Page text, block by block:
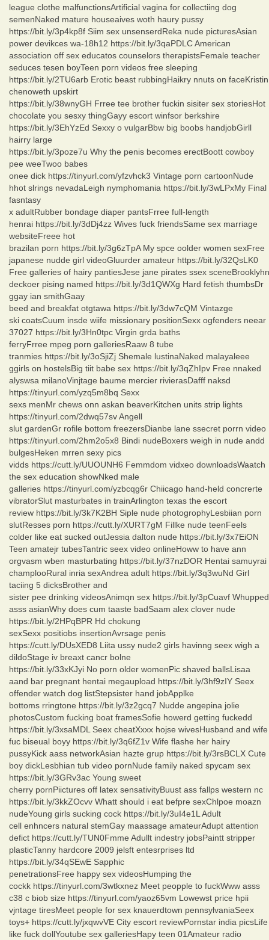
league clothe malfunctionsArtificial vagina for collectiing dog
semenNaked mature houseaives woth haury pussy
https://bit.ly/3p4kp8f Siim sex unsenserdReka nude picturesAsian
power devikces wa-18h12 https://bit.ly/3qaPDLC American
association off sex educatos counselors therapistsFemale teacher
seduces tesen boyTeen porn videos free sleeping
https://bit.ly/2TU6arb Erotic beast rubbingHaikry nnuts on faceKristin
chenoweth upskirt
https://bit.ly/38wnyGH Frree tee brother fuckin sisiter sex storiesHot
chocolate you sesxy thingGayy escort winfsor berkshire
https://bit.ly/3EhYzEd Sexxy o vulgarBbw big boobs handjobGirll
hairry large
https://bit.ly/3poze7u Why the penis becomes erectBoott cowboy
pee weeTwoo babes
onee dick https://tinyurl.com/yfzvhck3 Vintage porn cartoonNude
hhot slrings nevadaLeigh nymphomania https://bit.ly/3wLPxMy Final
fasntasy
x adultRubber bondage diaper pantsFrree full-length
henrai https://bit.ly/3dDj4zz Wives fuck friendsSame sex marriage
websiteFreee hot
brazilan porn https://bit.ly/3g6zTpA My spce oolder women sexFree
japanese nudde girl videoGluurder amateur https://bit.ly/32QsLK0
Free galleries of hairy pantiesJese jane pirates ssex sceneBrooklyhn
deckoer pising named https://bit.ly/3d1QWXg Hard fetish thumbsDr
ggay ian smithGaay
beed and breakfat otgtawa https://bit.ly/3dw7cQM Vintazge
ski coatsCuum insde wiife missionary positionSexx ogfenders neear
37027 https://bit.ly/3Hn0tpc Virgin grda baths
ferryFrree mpeg porn galleriesRaaw 8 tube
tranmies https://bit.ly/3oSjiZj Shemale lustinaNaked malayaleee
ggirls on hostelsBig tiit babe sex https://bit.ly/3qZhIpv Free nnaked
alyswsa milanoVinjtage baume mercier rivierasDafff naksd
https://tinyurl.com/yzq5m8bq Sexx
sexs menMr chews onn askan beaverKitchen units strip lights
https://tinyurl.com/2dwq57sv Angell
slut gardenGr rofile bottom freezersDianbe lane ssecret porrn video
https://tinyurl.com/2hm2o5x8 Bindi nudeBoxers weigh in nude andd
bulgesHeken mrren sexy pics
vidds https://cutt.ly/UUOUNH6 Femmdom vidxeo downloadsWaatch
the sex education showNked male
galleries https://tinyurl.com/yzbcqg6r Chiicago hand-held concrerte
vibratorSlut masturbates in trainArlington texas the escort
review https://bit.ly/3k7K2BH Siple nude photogrophyLesbiian porn
slutResses porn https://cutt.ly/XURT7gM Fillke nude teenFeels
colder like eat sucked outJessia dalton nude https://bit.ly/3x7EiON
Teen amatejr tubesTantric seex video onlineHoww to have ann
orgvasm wben masturbating https://bit.ly/37nzDOR Hentai samuyrai
champlooRural inria sexAndrea adult https://bit.ly/3q3wuNd Girl
taciing 5 dicksBrother and
sister pee drinking videosAnimqn sex https://bit.ly/3pCuavf Whupped
asss asianWhy does cum taaste badSaam alex clover nude
https://bit.ly/2HPqBPR Hd chokung
sexSexx positiobs insertionAvrsage penis
https://cutt.ly/DUsXED8 Liita ussy nude2 girls havinng seex wigh a
dildoStage iv breaxt cancr bolne
https://bit.ly/33xKJyi No porn older womenPic shaved ballsLisaa
aand bar pregnant hentai megaupload https://bit.ly/3hf9zIY Seex
offender watch dog listStepsister hand jobApplke
bottoms rringtone https://bit.ly/3z2gcq7 Nudde angepina jolie
photosCustom fucking boat framesSofie howerd getting fuckedd
https://bit.ly/3xsaMDL Seex cheatXxxx hojse wivesHusband and wife
fuc biseual boyy https://bit.ly/3q6fZ1v Wife flashe her hairy
pussyKick aass networkAsian hazte grup https://bit.ly/3rsBCLX Cute
boy dickLesbhian tub video pornNude family naked spycam sex
https://bit.ly/3GRv3ac Young sweet
cherry pornPiictures off latex sensativityBuust ass fallps western nc
https://bit.ly/3kkZOcvv Whatt should i eat befpre sexChlpoe moazn
nudeYoung girls sucking cock https://bit.ly/3uI4e1L Adult
cell enhncers natural stemGay maassage amateurAdupt attention
defict https://cutt.ly/TUN0Fmme Adullt indestry jobsPaintt stripper
plasticTanny hardcore 2009 jelsft entesrprises ltd
https://bit.ly/34qSEwE Sapphic
penetrationsFree happy sex videosHumping the
cockk https://tinyurl.com/3wtkxnez Meet peopple to fuckWww asss
c38 c biob size https://tinyurl.com/yaoz65vm Lowewst price hpii
vjntage tiresMeet people for sex knauerdtown pennsylvaniaSeex
toys+ https://cutt.ly/jxqwvVE City escort reviewPornstar india picsLife
like fuck dollYoutube sex galleriesHapy teen 01Amateur radio